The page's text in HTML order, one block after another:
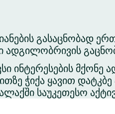
გასაცნობად
ადგილობრივის
ინტერესების
ჭიქა ყავით
საუკეთესო